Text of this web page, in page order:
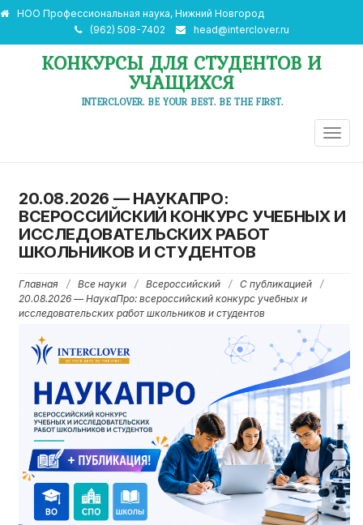
НОО Профессиональная наука, Нижний Новгород
(962) 508-7402
head@interclover.ru
КОНКУРСЫ ДЛЯ СТУДЕНТОВ И
УЧАЩИХСЯ
INTERCLOVER. BE YOUR BEST. BE THE FIRST.
20.08.2026 — НАУКАПРО:
ВСЕРОССИЙСКИЙ КОНКУРС УЧЕБНЫХ И
ИССЛЕДОВАТЕЛЬСКИХ РАБОТ
ШКОЛЬНИКОВ И СТУДЕНТОВ
Главная / Все науки / Всероссийский / С публикацией
/
20.08.2026 — НаукаПро: всероссийский конкурс учебных и
исследовательских работ школьников и студентов